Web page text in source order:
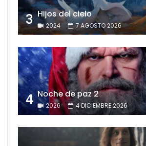
3 Hijos del cielo
2024 7 AGOSTO 2026
4 Noche de paz 2
2026 4 DICIEMBRE 2026